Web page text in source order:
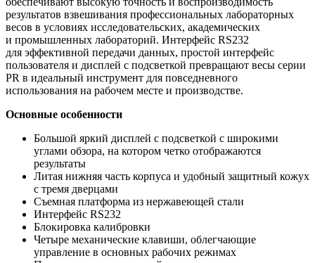
результатов взвешивания профессиональных лабораторных
весов в условиях исследовательских, академических
и промышленных лабораторий. Интерфейс RS232
для эффективной передачи данных, простой интерфейс
пользователя и дисплей с подсветкой превращают весы серии
PR в идеальный инструмент для повседневного
использования на рабочем месте и производстве.
Основные особенности
Большой яркий дисплей с подсветкой с широкими
углами обзора, на котором четко отображаются
результаты
Литая нижняя часть корпуса и удобный защитный кожух
с тремя дверцами
Съемная платформа из нержавеющей стали
Интерфейс RS232
Блокировка калибровки
Четыре механические клавиши, облегчающие
управление в основных рабочих режимах